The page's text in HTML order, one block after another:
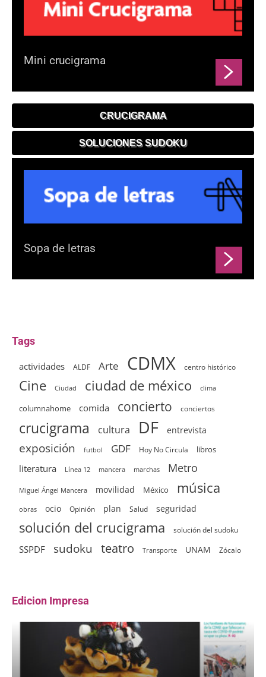
Mini crucigrama
CRUCIGRAMA
SOLUCIONES SUDOKU
Sopa de letras
Tags
actividades ALDF Arte CDMX centro histórico
Cine Ciudad ciudad de méxico clima
columnahome comida concierto conciertos
crucigrama cultura DF entrevista
exposición futbol GDF Hoy No Circula libros
literatura Línea 12 mancera marchas Metro
Miguel Ángel Mancera movilidad México música
obras ocio Opinión plan Salud seguridad
solución del crucigrama solución del sudoku
SSPDF sudoku teatro Transporte UNAM Zócalo
Edicion Impresa